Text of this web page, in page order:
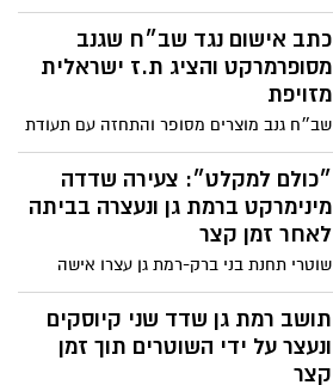
תושב רמת גן שדד שני קיוסקים
ונעצר על ידי השוטרים תוך זמן
קצר
בלשי משטרת בני ברק- רמת גן ולוחמי יס"מ
קיוסקים- ברמת גן ובתל אביב
נתפס על חם מטרידן שביצע
מעשים מגונים בגינות ברחבי
גבעתיים